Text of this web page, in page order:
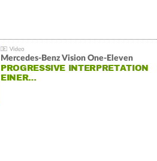
Mercedes-Benz Vision One-Eleven
PROGRESSIVE INTERPRETATION
EINER…